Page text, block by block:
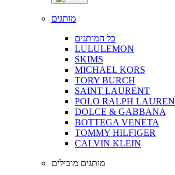
מותגים
כל המותגים
LULULEMON
SKIMS
MICHAEL KORS
TORY BURCH
SAINT LAURENT
POLO RALPH LAUREN
DOLCE & GABBANA
BOTTEGA VENETA
TOMMY HILFIGER
CALVIN KLEIN
מותגים מובילים